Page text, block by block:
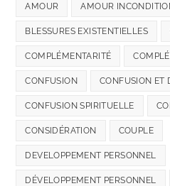
AMOUR AMOUR
BLESSURES EXISTENTIELLES
COMPLÉMENTARITÉ
CONFUSION CONFUSION ET
CONFUSION SPIRITUELLE
CONSIDÉRATION COUPLE
DEVELOPPEMENT PERSONNEL
DÉVELOPPEMENT PERSONNEL